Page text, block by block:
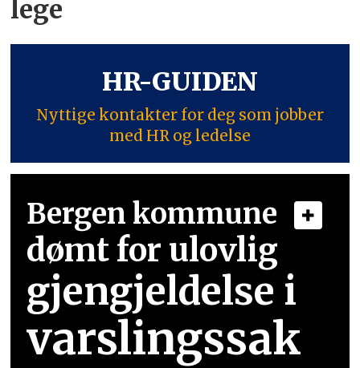
lege
HR-GUIDEN
Nyttige kontakter for deg som jobber
med HR og ledelse
Bergen kommune
dømt for ulovlig
gjengjeldelse i
varslingssak